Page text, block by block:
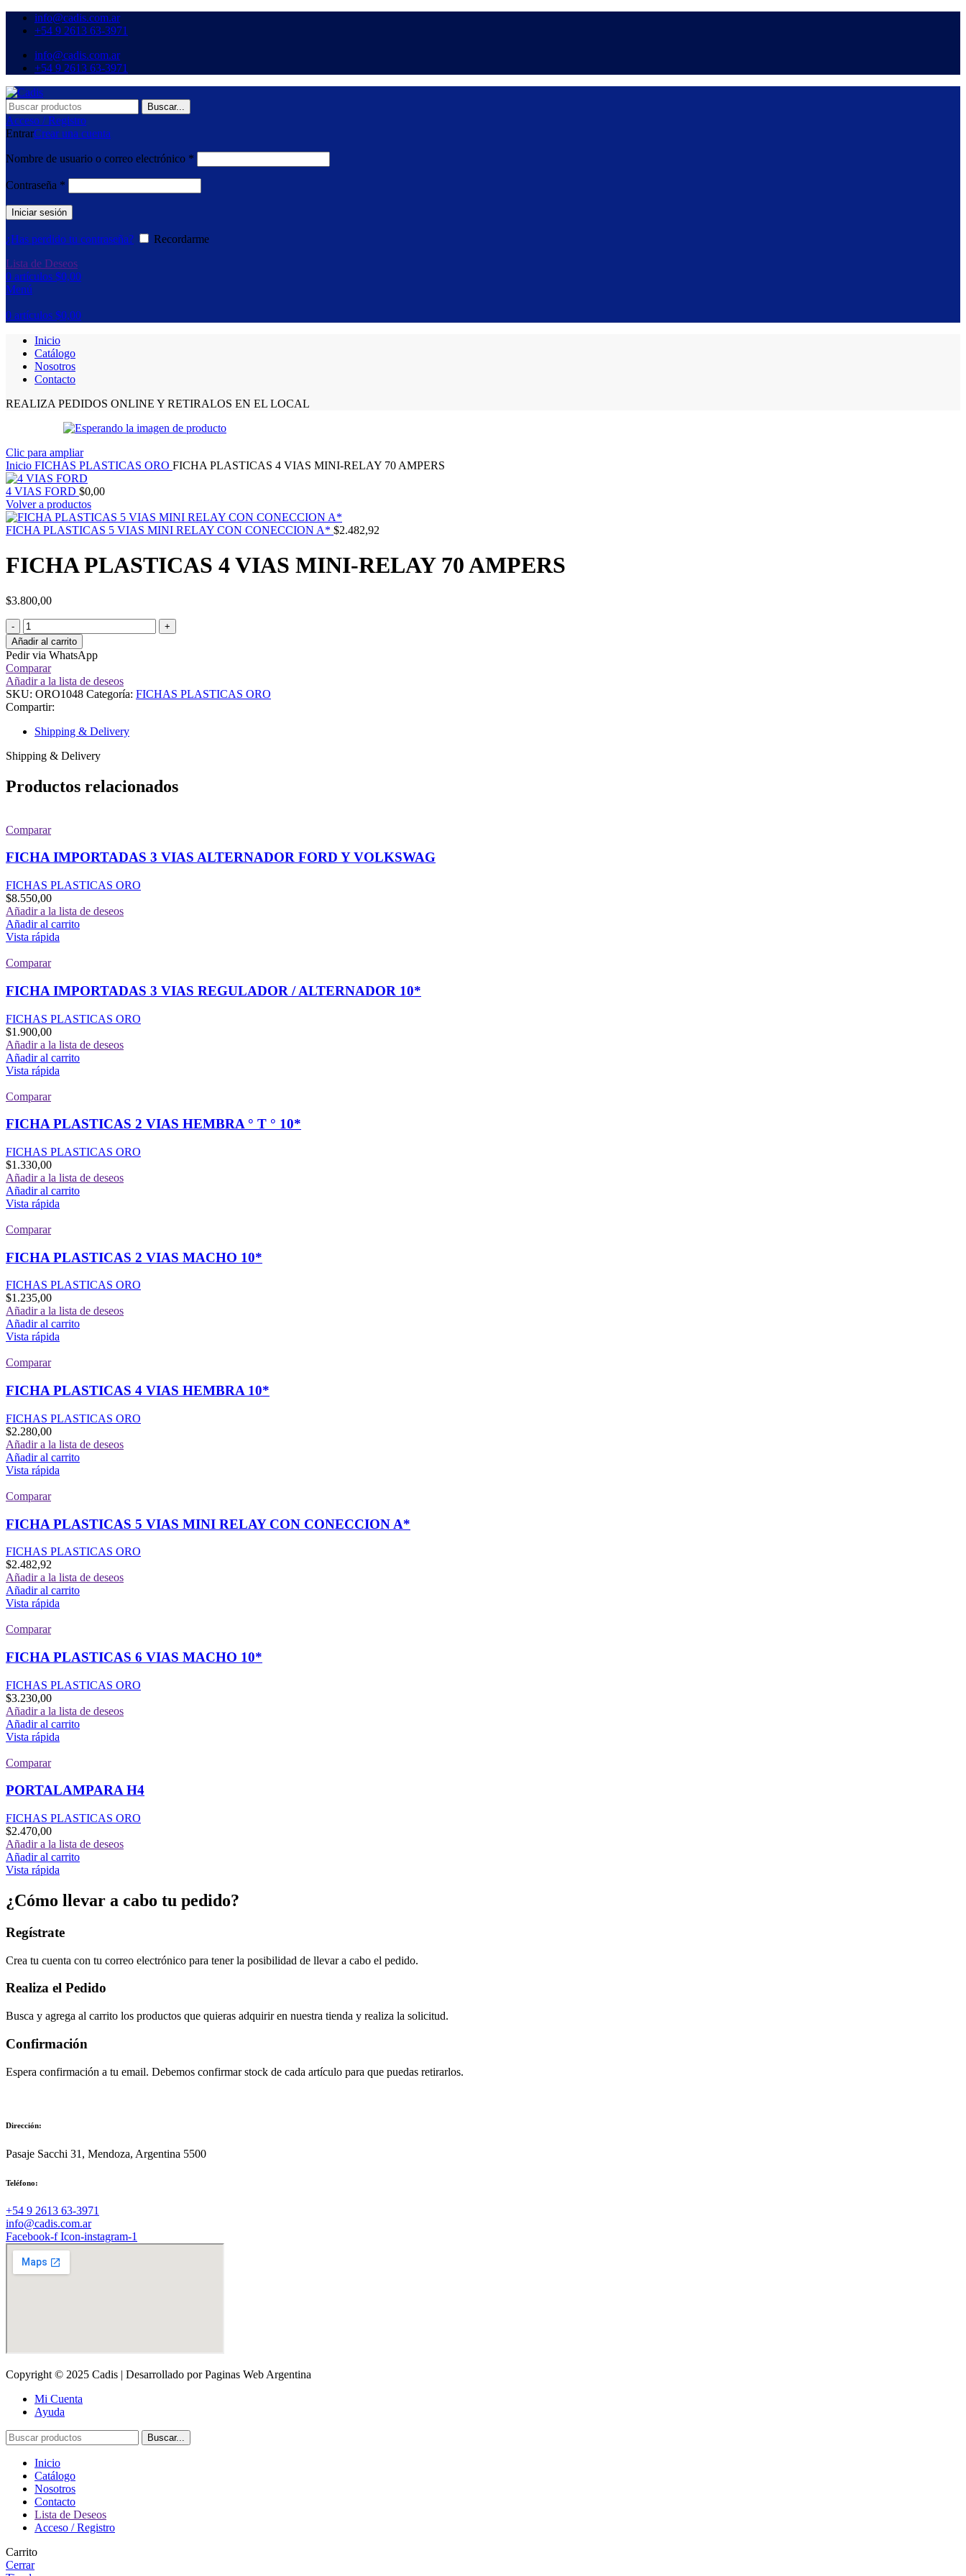
info@cadis.com.ar
‪+54 9 2613 63‑3971‬
info@cadis.com.ar
‪+54 9 2613 63‑3971‬
Buscar...
Acceso / Registro
EntrarCrear una cuenta
Nombre de usuario o correo electrónico *
Contraseña *
Iniciar sesión
¿Has perdido tu contraseña?
Recordarme
Lista de Deseos
0 artículos $0,00
Menú
0 artículos $0,00
Inicio
Catálogo
Nosotros
Contacto
REALIZA PEDIDOS ONLINE Y RETIRALOS EN EL LOCAL
Clic para ampliar
Inicio FICHAS PLASTICAS ORO FICHA PLASTICAS 4 VIAS MINI-RELAY 70 AMPERS
4 VIAS FORD $0,00
Volver a productos
FICHA PLASTICAS 5 VIAS MINI RELAY CON CONECCION A* $2.482,92
FICHA PLASTICAS 4 VIAS MINI-RELAY 70 AMPERS
$3.800,00
FICHA
PLASTICAS
4
VIAS
MINI-
RELAY
70
AMPERS
cantidad
Añadir al carrito
Pedir via WhatsApp
Comparar
Añadir a la lista de deseos
SKU: ORO1048 Categoría: FICHAS PLASTICAS ORO
Compartir:
Shipping & Delivery
Shipping & Delivery
Productos relacionados
Comparar
FICHA IMPORTADAS 3 VIAS ALTERNADOR FORD Y VOLKSWAG
FICHAS PLASTICAS ORO
$8.550,00
Añadir a la lista de deseos
Añadir al carrito
Vista rápida
Comparar
FICHA IMPORTADAS 3 VIAS REGULADOR / ALTERNADOR 10*
FICHAS PLASTICAS ORO
$1.900,00
Añadir a la lista de deseos
Añadir al carrito
Vista rápida
Comparar
FICHA PLASTICAS 2 VIAS HEMBRA ° T ° 10*
FICHAS PLASTICAS ORO
$1.330,00
Añadir a la lista de deseos
Añadir al carrito
Vista rápida
Comparar
FICHA PLASTICAS 2 VIAS MACHO 10*
FICHAS PLASTICAS ORO
$1.235,00
Añadir a la lista de deseos
Añadir al carrito
Vista rápida
Comparar
FICHA PLASTICAS 4 VIAS HEMBRA 10*
FICHAS PLASTICAS ORO
$2.280,00
Añadir a la lista de deseos
Añadir al carrito
Vista rápida
Comparar
FICHA PLASTICAS 5 VIAS MINI RELAY CON CONECCION A*
FICHAS PLASTICAS ORO
$2.482,92
Añadir a la lista de deseos
Añadir al carrito
Vista rápida
Comparar
FICHA PLASTICAS 6 VIAS MACHO 10*
FICHAS PLASTICAS ORO
$3.230,00
Añadir a la lista de deseos
Añadir al carrito
Vista rápida
Comparar
PORTALAMPARA H4
FICHAS PLASTICAS ORO
$2.470,00
Añadir a la lista de deseos
Añadir al carrito
Vista rápida
¿Cómo llevar a cabo tu pedido?
Regístrate
Crea tu cuenta con tu correo electrónico para tener la posibilidad de llevar a cabo el pedido.
Realiza el Pedido
Busca y agrega al carrito los productos que quieras adquirir en nuestra tienda y realiza la solicitud.
Confirmación
Espera confirmación a tu email. Debemos confirmar stock de cada artículo para que puedas retirarlos.
Dirección:
Pasaje Sacchi 31, Mendoza, Argentina 5500
Teléfono:
‪+54 9 2613 63‑3971‬
info@cadis.com.ar
Facebook-f Icon-instagram-1
Copyright © 2025 Cadis | Desarrollado por Paginas Web Argentina
Mi Cuenta
Ayuda
Buscar...
Inicio
Catálogo
Nosotros
Contacto
Lista de Deseos
Acceso / Registro
Carrito
Cerrar